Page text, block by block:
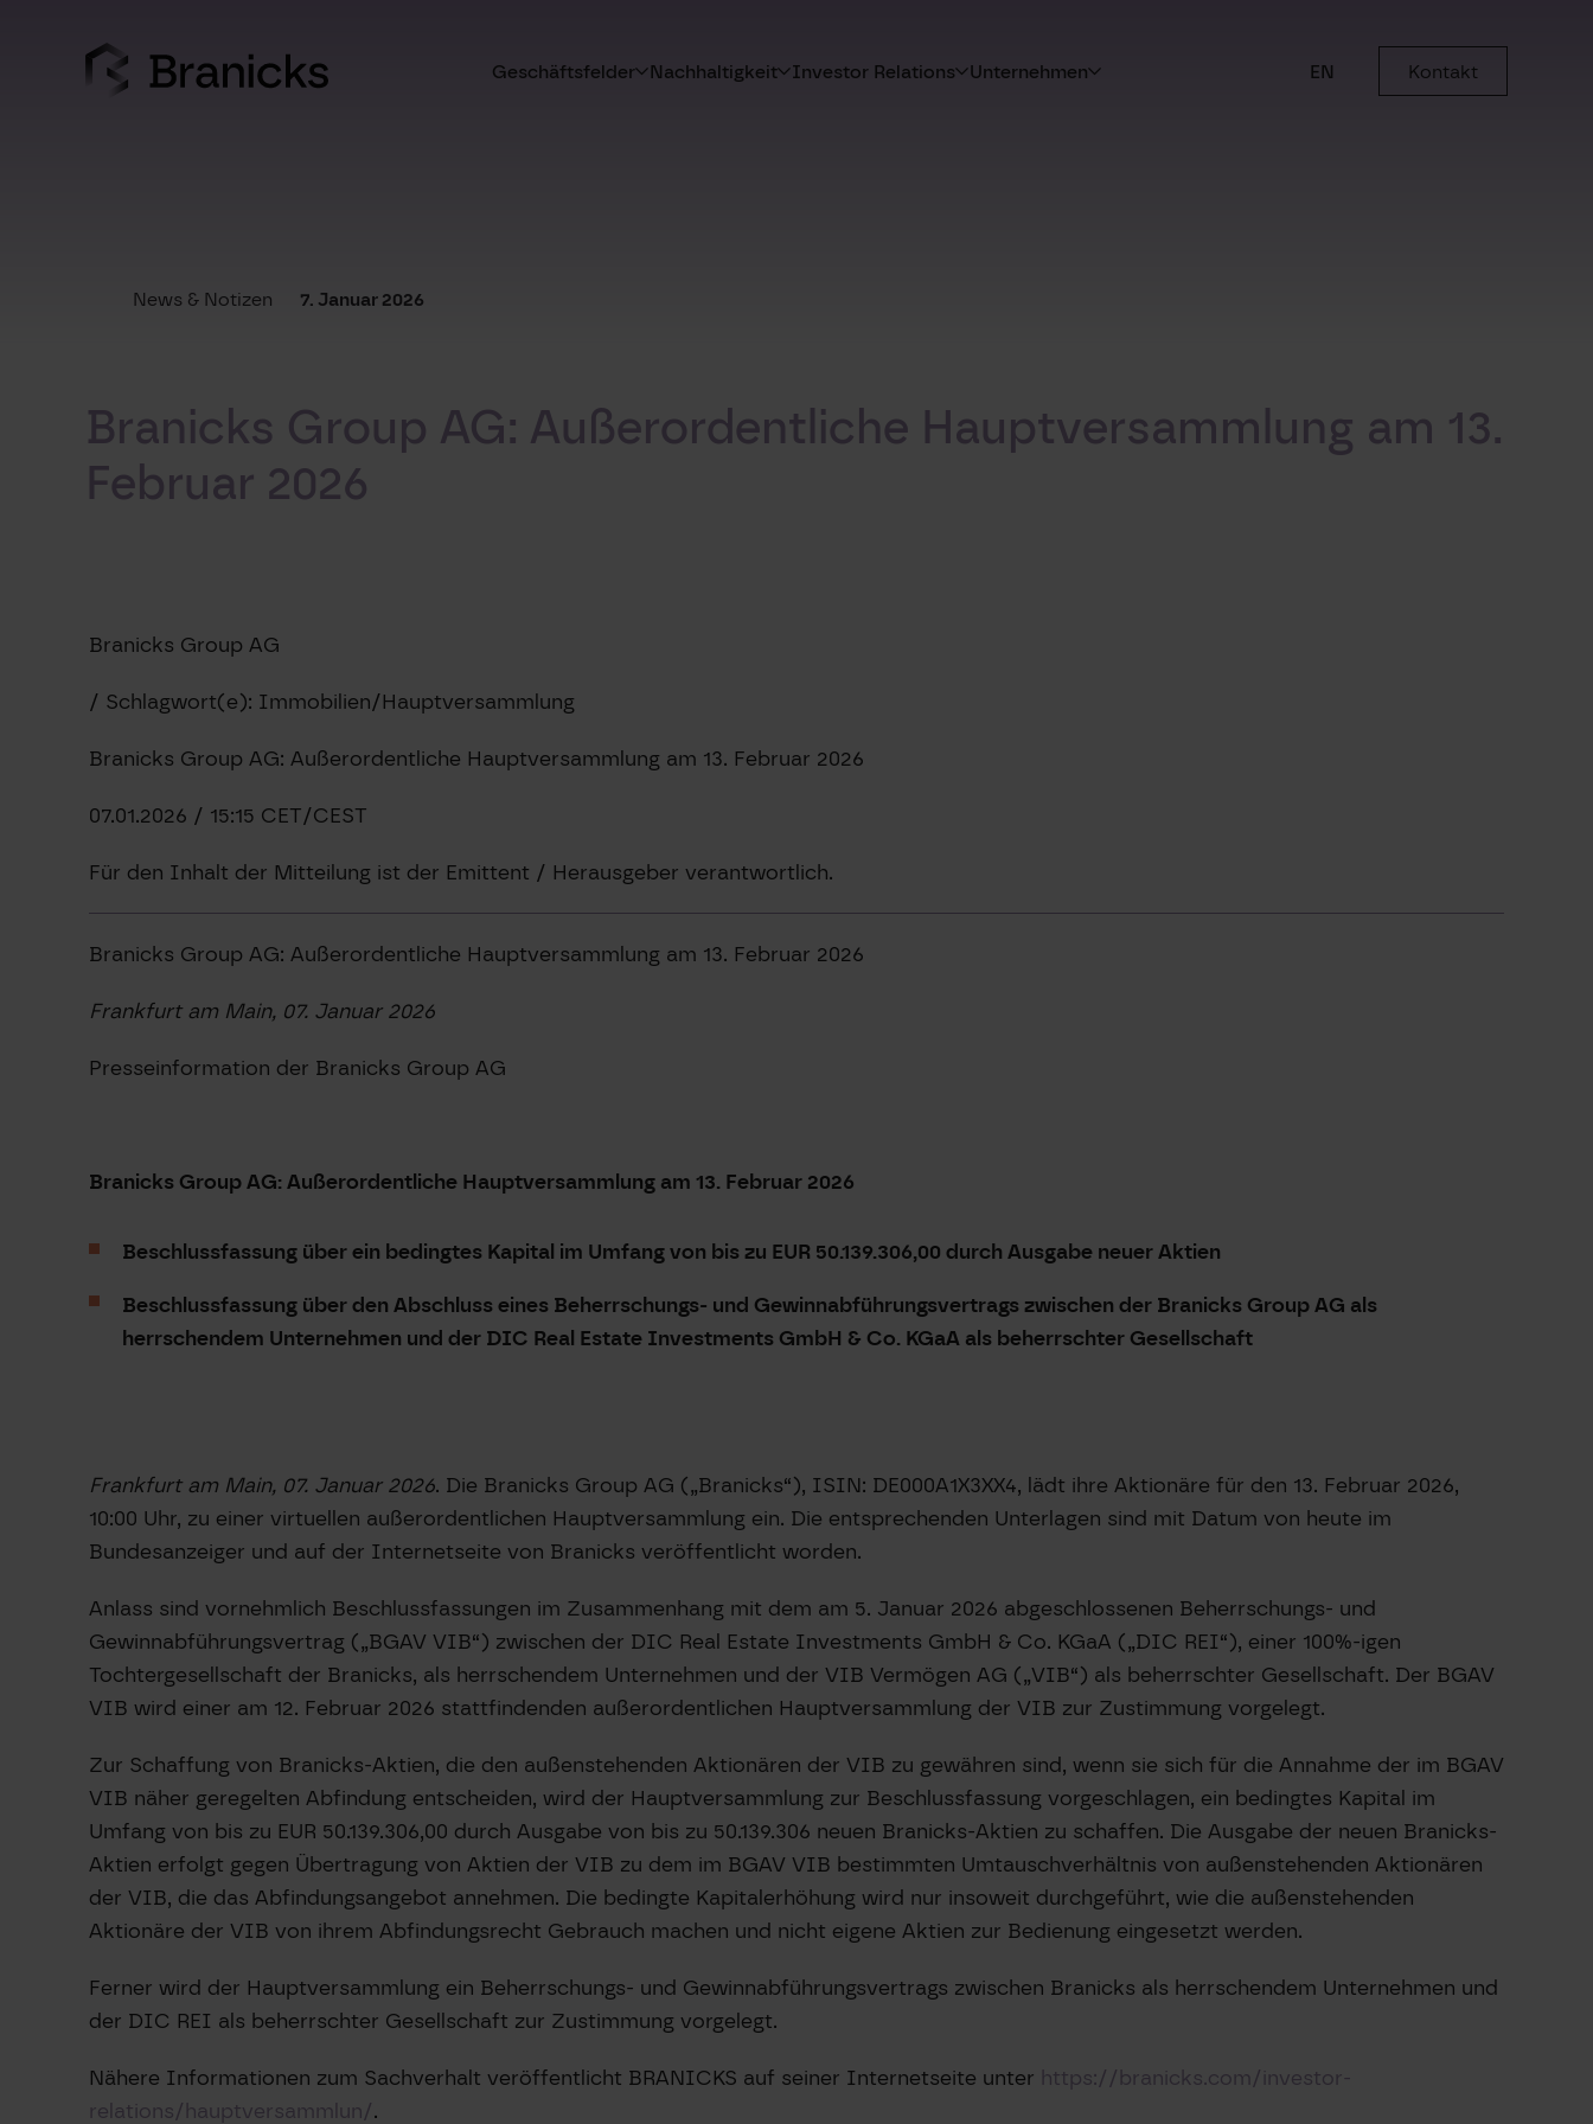
Geschäftsfelder Nachhaltigkeit Investor Relations Unternehmen EN Kontakt
News & Notizen 7. Januar 2026
Branicks Group AG: Außerordentliche Hauptversammlung am 13.
Februar 2026
Branicks Group AG
/ Schlagwort(e): Immobilien/Hauptversammlung
Branicks Group AG: Außerordentliche Hauptversammlung am 13. Februar 2026
07.01.2026 / 15:15 CET/CEST
Für den Inhalt der Mitteilung ist der Emittent / Herausgeber verantwortlich.
Branicks Group AG: Außerordentliche Hauptversammlung am 13. Februar 2026
Frankfurt am Main, 07. Januar 2026
Presseinformation der Branicks Group AG
Branicks Group AG: Außerordentliche Hauptversammlung am 13. Februar 2026
Beschlussfassung über ein bedingtes Kapital im Umfang von bis zu EUR 50.139.306,00 durch Ausgabe neuer Aktien
Beschlussfassung über den Abschluss eines Beherrschungs- und Gewinnabführungsvertrags zwischen der Branicks Group AG als
herrschendem Unternehmen und der DIC Real Estate Investments GmbH & Co. KGaA als beherrschter Gesellschaft
Frankfurt am Main, 07. Januar 2026. Die Branicks Group AG („Branicks“), ISIN: DE000A1X3XX4, lädt ihre Aktionäre für den 13. Februar 2026,
10:00 Uhr, zu einer virtuellen außerordentlichen Hauptversammlung ein. Die entsprechenden Unterlagen sind mit Datum von heute im
Bundesanzeiger und auf der Internetseite von Branicks veröffentlicht worden.
Anlass sind vornehmlich Beschlussfassungen im Zusammenhang mit dem am 5. Januar 2026 abgeschlossenen Beherrschungs- und
Gewinnabführungsvertrag („BGAV VIB“) zwischen der DIC Real Estate Investments GmbH & Co. KGaA („DIC REI“), einer 100%-igen
Tochtergesellschaft der Branicks, als herrschendem Unternehmen und der VIB Vermögen AG („VIB“) als beherrschter Gesellschaft. Der BGAV
VIB wird einer am 12. Februar 2026 stattfindenden außerordentlichen Hauptversammlung der VIB zur Zustimmung vorgelegt.
Zur Schaffung von Branicks-Aktien, die den außenstehenden Aktionären der VIB zu gewähren sind, wenn sie sich für die Annahme der im BGAV
VIB näher geregelten Abfindung entscheiden, wird der Hauptversammlung zur Beschlussfassung vorgeschlagen, ein bedingtes Kapital im
Umfang von bis zu EUR 50.139.306,00 durch Ausgabe von bis zu 50.139.306 neuen Branicks-Aktien zu schaffen. Die Ausgabe der neuen Branicks-
Aktien erfolgt gegen Übertragung von Aktien der VIB zu dem im BGAV VIB bestimmten Umtauschverhältnis von außenstehenden Aktionären
der VIB, die das Abfindungsangebot annehmen. Die bedingte Kapitalerhöhung wird nur insoweit durchgeführt, wie die außenstehenden
Aktionäre der VIB von ihrem Abfindungsrecht Gebrauch machen und nicht eigene Aktien zur Bedienung eingesetzt werden.
Ferner wird der Hauptversammlung ein Beherrschungs- und Gewinnabführungsvertrags zwischen Branicks als herrschendem Unternehmen und
der DIC REI als beherrschter Gesellschaft zur Zustimmung vorgelegt.
Nähere Informationen zum Sachverhalt veröffentlicht BRANICKS auf seiner Internetseite unter https://branicks.com/investor-
relations/hauptversammlun/.